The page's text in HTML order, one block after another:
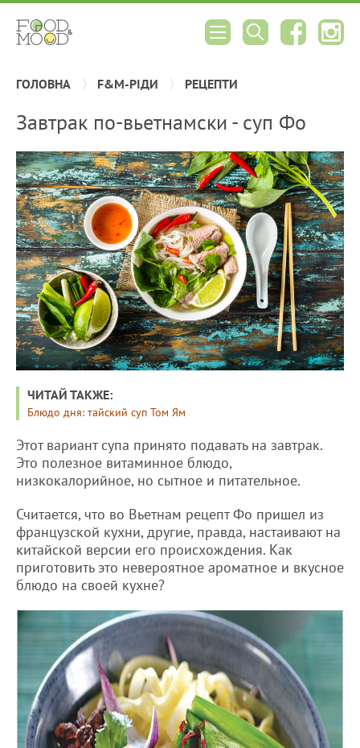
ГОЛОВНА F&M-РІДИ РЕЦЕПТИ
Завтрак по-вьетнамски - суп Фо
ЧИТАЙ ТАКЖЕ:
Блюдо дня: тайский суп Том Ям
Этот вариант супа принято подавать на завтрак.
Это полезное витаминное блюдо,
низкокалорийное, но сытное и питательное.
Считается, что во Вьетнам рецепт Фо пришел из
французской кухни, другие, правда, настаивают на
китайской версии его происхождения. Как
приготовить это невероятное ароматное и вкусное
блюдо на своей кухне?